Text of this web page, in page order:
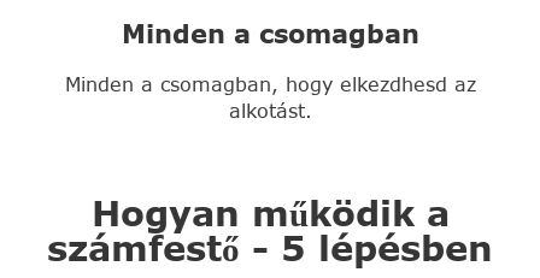
Minden a csomagban
Minden a csomagban, hogy elkezdhesd az
alkotást.
Hogyan működik a
számfestő - 5 lépésben